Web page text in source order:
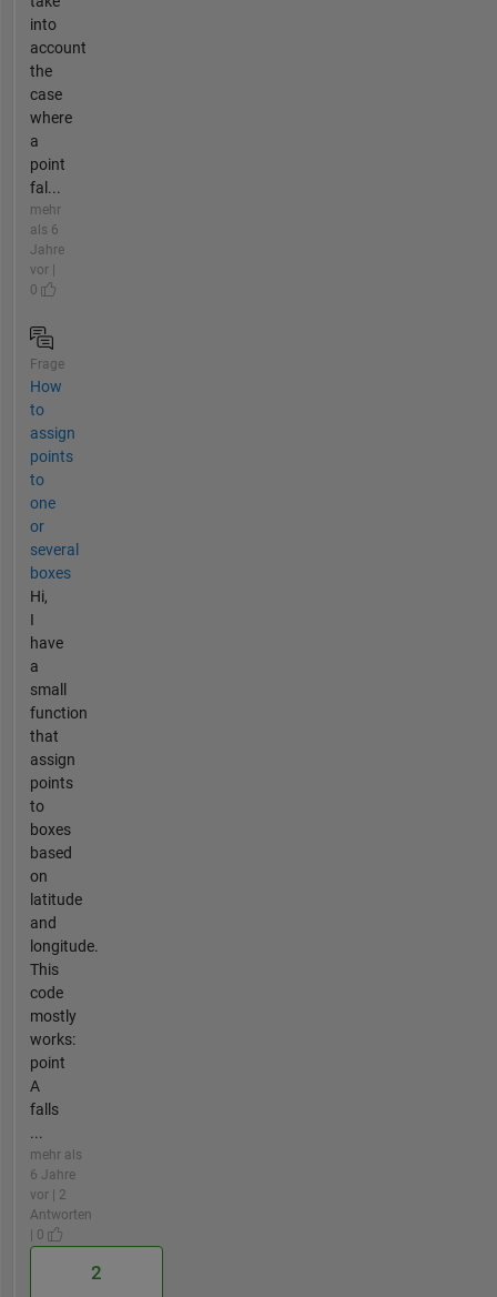
into
account
the
case
where
a
point
fal...
mehr
als 6
Jahre
vor |
0
Frage
How
to
assign
points
to
one
or
several
boxes
Hi,
I
have
a
small
function
that
assign
points
to
boxes
based
on
latitude
and
longitude.
This
code
mostly
works:
point
A
falls
...
mehr als
6 Jahre
vor | 2
Antworten
| 0
2